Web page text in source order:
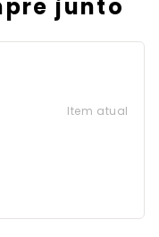
junto
Item atual